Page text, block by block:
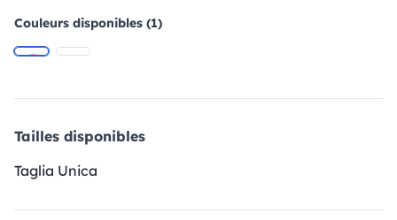
Couleurs disponibles (1)
Tailles disponibles
Taglia Unica